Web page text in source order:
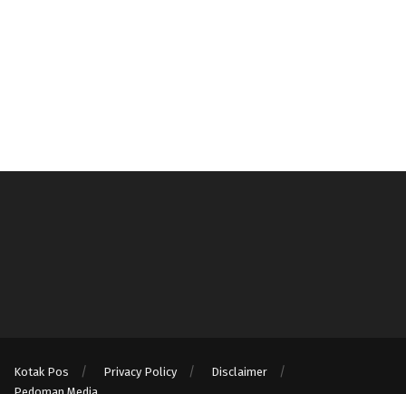
Kotak Pos Privacy Policy
Disclaimer